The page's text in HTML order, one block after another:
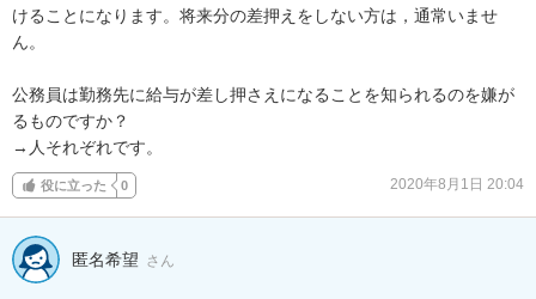
けることになります。将来分の差押えをしない方は，通常いませ
ん。
公務員は勤務先に給与が差し押さえになることを知られるのを嫌が
るものですか？
→人それぞれです。
役に立った 0 2020年8月1日 20:04
匿名希望 さん